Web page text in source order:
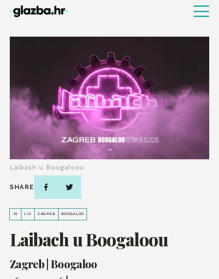
16 LIS ZAGREB BOOGALOO
Laibach u Boogaloou
Zagreb | Boogaloo
Laibach u Boogaloou
SHARE